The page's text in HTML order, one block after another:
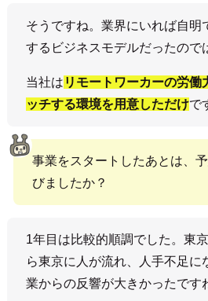
そうですね。業界にいれば自明
するビジネスモデルだったので
当社は リモートワーカーの労働
ッチする環境を用意しただけで
事業をスタートしたあとは、
びましたか？
1年目は比較的順調でした。東
ら東京に人が流れ、人手不足に
業からの反響が大きかったです